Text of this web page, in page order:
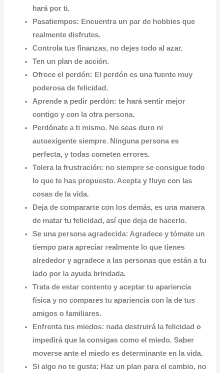
hará por ti.
Pasatiempos: Encuentra un par de hobbies que
realmente disfrutes.
Controla tus finanzas, no dejes todo al azar.
Ten un plan de acción.
Ofrece el perdón: El perdón es unafuente muy
poderosa de felicidad.
Aprende a pedir perdón: te hará sentir mejor
contigo y con la otra persona.
Perdónate a ti mismo. No seas duro ni
autoexigente siempre. Ninguna persona es
perfecta, y todas cometen errores.
Tolera la frustración: no siempre se consigue todo
lo que te has propuesto. Acepta y fluye con las
cosas de la vida.
Deja de compararte con los demás,es una manera
de matar tu felicidad, así que deja de hacerlo.
Se una persona agradecida: Agradece y tómate un
tiempo para apreciar realmente lo que tienes
alrededor y agradece a las personas que están a tu
lado por la ayuda brindada.
Trata de estar contento yaceptar tu apariencia
físicay no compares tu apariencia con la de tus
amigos o familiares.
Enfrenta tus miedos: nada destruirá la felicidad o
impedirá que la consigas como el miedo. Saber
moverse ante el miedo es determinante en la vida.
Si algo no te gusta: Haz un plan para el cambio, no